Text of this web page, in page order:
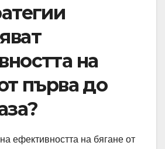
на
първа до
ефективността на бягане от